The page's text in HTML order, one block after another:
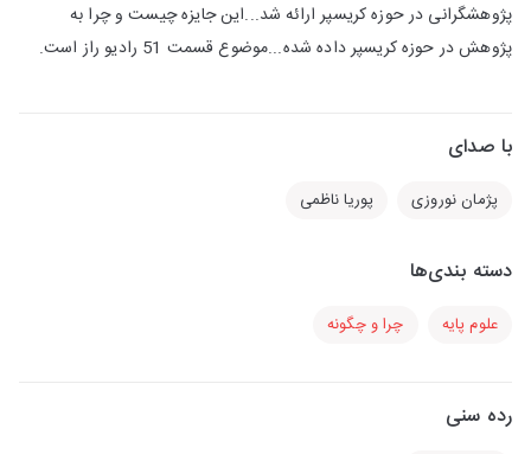
پژوهشگرانی در حوزه کریسپر ارائه شد...این جایزه چیست و چرا به
پژوهش در حوزه کریسپر داده شده...موضوع قسمت 51 رادیو راز است.
با صدای
پژمان نوروزی پوریا ناظمی
دسته بندی‌ها
علوم پایه چرا و چگونه
رده سنی